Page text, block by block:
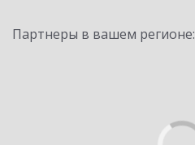
Партнеры в вашем регионе: